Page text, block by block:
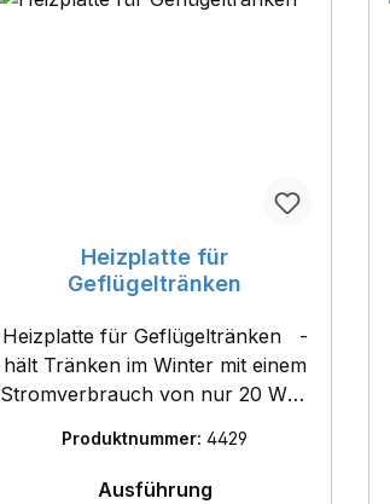
Heizplatte für
Geflügeltränken
Heizplatte für Geflügeltränken -
hält Tränken im Winter mit einem
Stromverbrauch von nur 20 Watt
Streifen für einen sicheren Stand
der Tränke auf der Platte.-
Produktnummer:4429
Ausführungauswählen